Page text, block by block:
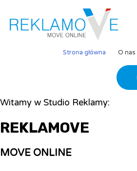
Strona główna O nas
Witamy w Studio Reklamy:
REKLAMOVE
MOVE ONLINE